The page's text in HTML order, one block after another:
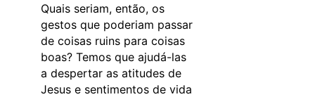
Quais seriam, então, os
gestos que poderiam passar
de coisas ruins para coisas
boas? Temos que ajudá-las
a despertar as atitudes de
Jesus e sentimentos de vida